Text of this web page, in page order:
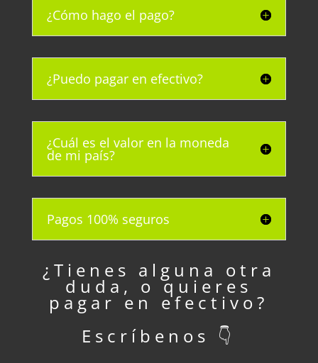
¿Cómo hago el pago?
¿Puedo pagar en efectivo?
¿Cuál es el valor en la moneda
de mi país?
Pagos 100% seguros
¿Tienes alguna otra
duda, o quieres
pagar en efectivo?
Escríbenos 👇